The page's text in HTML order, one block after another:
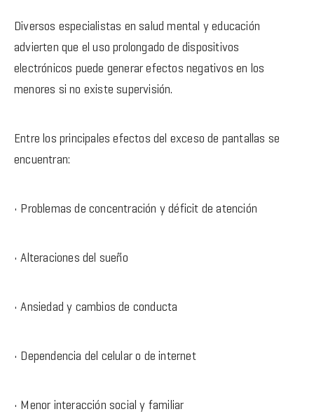
Diversos especialistas en salud mental y educación
advierten que el uso prolongado de dispositivos
electrónicos puede generar efectos negativos en los
menores si no existe supervisión.
Entre los principales efectos del exceso de pantallas se
encuentran:
• Problemas de concentración y déficit de atención
• Alteraciones del sueño
• Ansiedad y cambios de conducta
• Dependencia del celular o de internet
• Menor interacción social y familiar